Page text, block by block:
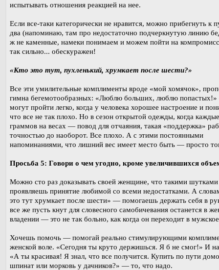
испытывать отношения реакцией на нее.
Если все-таки категорически не нравится, можно прибегнуть к
два (напоминаю, там про недостаточно подчеркнутую линию
ж не каменные, намеки понимаем и можем пойти на
так сильно... обескуражен!
«Кто это тут, пухленький, хрумкает после шести?»
Все эти умилительные комплименты вроде «мой хомячок»,
гимна бегемотообразных: «Люблю больших, люблю
могут пройти легко, когда у человека хорошее настроение и
что все не так плохо. Но в сезон открытой одежды, когда
граммов на весах — повод для отчаяния, такая «поддержка»
точностью до наоборот. Все плохо. А с этими постоянными
напоминаниями, что лишний вес имеет место быть — просто
Просьба 5: Говори о чем угодно, кроме увеличившихся
Можно сто раз доказывать своей женщине, что такими шутками
проявляешь принятие любимой со всеми недостатками. А
это тут хрумкает после шести» — помогаешь держать себя в
все же пусть кнут для словесного самобичевания останется в
владении — это не так больно, как когда он переходит в
Хочешь помочь — помогай реально стимулирующими
женской воле. «Сегодня ты круто держишься. Я б не смог!» И
«А ты красивая! Я знал, что все получится. Купить по пути
шпинат или морковь у дачников?» — то, что надо.